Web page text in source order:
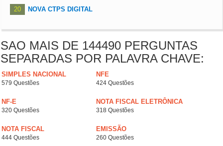
20 NOVA CTPS DIGITAL
SAO MAIS DE 144490 PERGUNTAS
SEPARADAS POR PALAVRA CHAVE:
SIMPLES NACIONAL
579 Questões
NFE
424 Questões
NF-E
320 Questões
NOTA FISCAL ELETRÔNICA
318 Questões
NOTA FISCAL
444 Questões
EMISSÃO
260 Questões